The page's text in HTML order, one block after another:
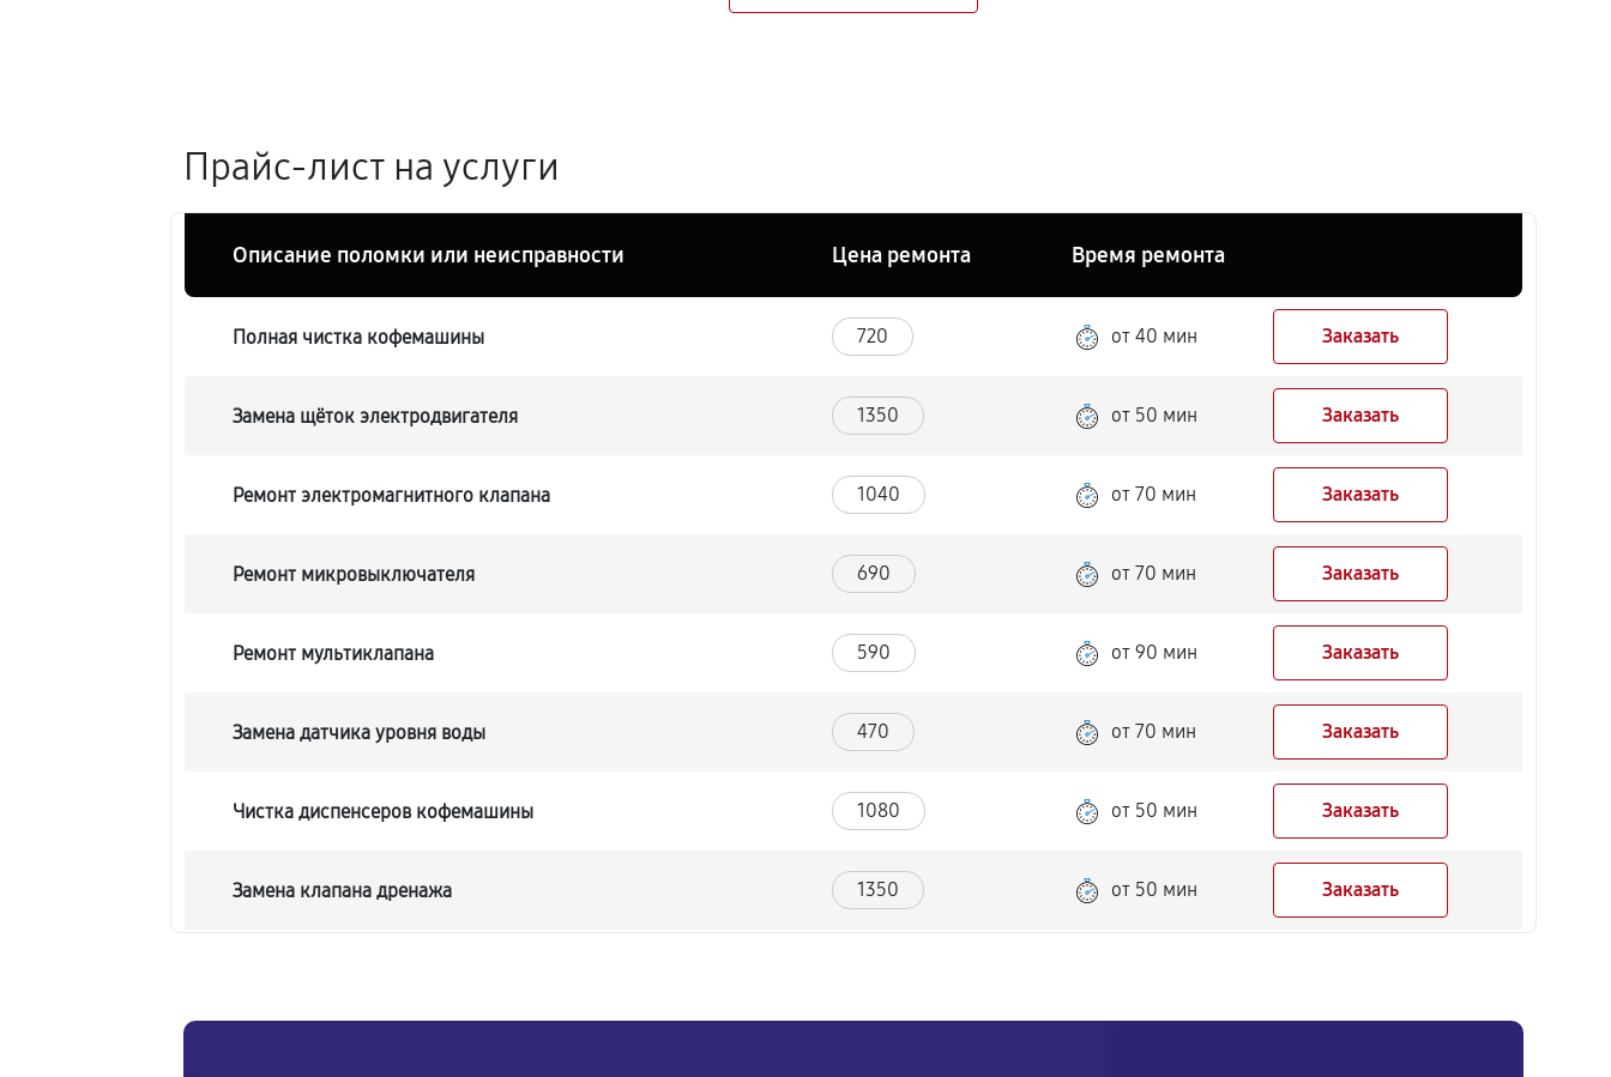
Прайс-лист на услуги
Описание поломки или неисправности Цена ремонта Время ремонта
Полная чистка кофемашины 720 от 40 мин Заказать
Замена щёток электродвигателя 1350 от 50 мин Заказать
Ремонт электромагнитного клапана 1040 от 70 мин Заказать
Ремонт микровыключателя 690 от 70 мин Заказать
Ремонт мультиклапана 590 от 90 мин Заказать
Замена датчика уровня воды 470 от 70 мин Заказать
Чистка диспенсеров кофемашины 1080 от 50 мин Заказать
Замена клапана дренажа 1350 от 50 мин Заказать